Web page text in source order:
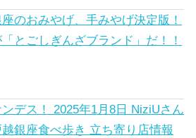
座のおみやげ、手みやげ決定版！
とごしぎんざブランド」だ！！
ンデス！ 2025年1月8日 NiziUさん
銀座食べ歩き 立ち寄り店情報